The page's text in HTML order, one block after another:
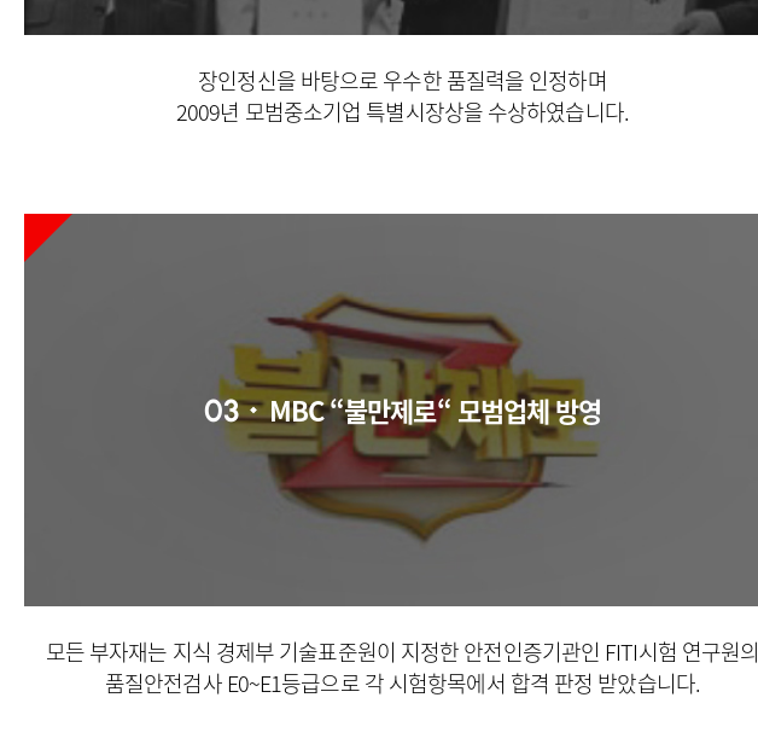
장인정신을 바탕으로 우수한 품질력을 인정하며
2009년 모범중소기업 특별시장상을 수상하였습니다.
03 MBC “불만제로“ 모범업체 방영
모든 부자재는 지식 경제부 기술표준원이 지정한안전인증기관인 FITI시험 연구원의
품질안전검사 E0~E1등급으로각 시험항목에서 합격 판정 받았습니다.